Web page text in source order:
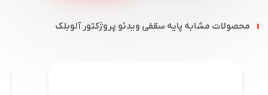
محصولات مشابه پایه سقفی ویدئو پروژکتور آلوبلک